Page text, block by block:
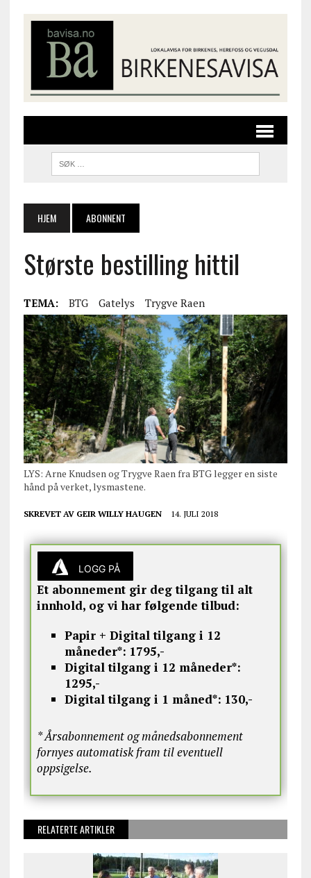
HJEM ABONNENT
Største bestilling hittil
TEMA: BTG Gatelys Trygve Raen
LYS: Arne Knudsen og Trygve Raen fra BTG legger en siste
hånd på verket, lysmastene.
SKREVET AV GEIR WILLY HAUGEN 14. JULI 2018
LOGG PÅ
Et abonnement gir deg tilgang til alt
innhold, og vi har følgende tilbud:
Papir + Digital tilgang i 12
måneder*: 1795,-
Digital tilgang i 12 måneder*:
1295,-
Digital tilgang i 1 måned*: 130,-
* Årsabonnement og månedsabonnement
fornyes automatisk fram til eventuell
oppsigelse.
RELATERTE ARTIKLER